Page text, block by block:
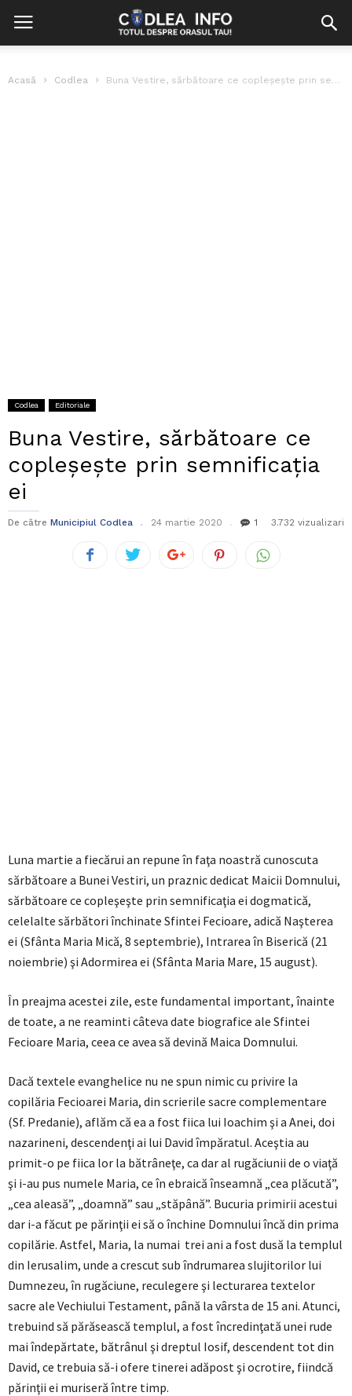
Acasă Codlea Buna Vestire, sărbătoare ce copleșește prin semnificația ei
Codlea Editoriale
Buna Vestire, sărbătoare ce
copleșește prin semnificația
ei
De către Municipiul Codlea 24 martie 2020 1 3.732 vizualizari
Luna martie a fiecărui an repune în faţa noastră cunoscuta
sărbătoare a Bunei Vestiri, un praznic dedicat Maicii Domnului,
sărbătoare ce copleşeşte prin semnificaţia ei dogmatică,
celelalte sărbători închinate Sfintei Fecioare, adică Naşterea
ei (Sfânta Maria Mică, 8 septembrie), Intrarea în Biserică (21
noiembrie) şi Adormirea ei (Sfânta Maria Mare, 15 august).
În preajma acestei zile, este fundamental important, înainte
de toate, a ne reaminti câteva date biografice ale Sfintei
Fecioare Maria, ceea ce avea să devină Maica Domnului.
Dacă textele evanghelice nu ne spun nimic cu privire la
copilăria Fecioarei Maria, din scrierile sacre complementare
(Sf. Predanie), aflăm că ea a fost fiica lui Ioachim şi a Anei, doi
nazarineni, descendenţi ai lui David împăratul. Aceştia au
primit-o pe fiica lor la bătrâneţe, ca dar al rugăciunii de o viaţă
şi i-au pus numele Maria, ce în ebraică înseamnă „cea plăcută”,
„cea aleasă”, „doamnă” sau „stăpână”. Bucuria primirii acestui
dar i-a făcut pe părinţii ei să o închine Domnului încă din prima
copilărie. Astfel, Maria, la numai trei ani a fost dusă la templul
din Ierusalim, unde a crescut sub îndrumarea slujitorilor lui
Dumnezeu, în rugăciune, reculegere şi lecturarea textelor
sacre ale Vechiului Testament, până la vârsta de 15 ani. Atunci,
trebuind să părăsească templul, a fost încredinţată unei rude
mai îndepărtate, bătrânul şi dreptul Iosif, descendent tot din
David, ce trebuia să-i ofere tinerei adăpost şi ocrotire, fiindcă
părinţii ei muriseră între timp.